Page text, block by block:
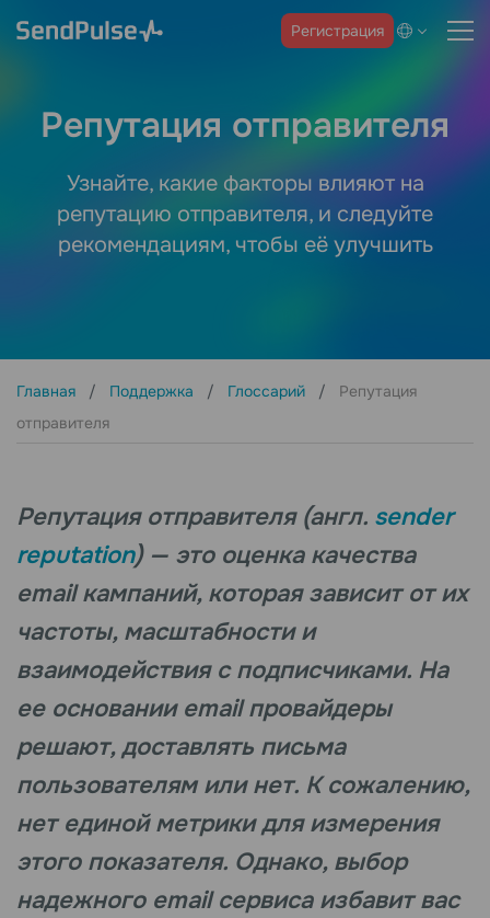
Регистрация
Репутация отправителя
Узнайте, какие факторы влияют на
репутацию отправителя, и следуйте
рекомендациям, чтобы её улучшить
Главная Поддержка Глоссарий
Репутация
отправителя
Репутация отправителя (англ. sender
reputation) — это оценка качества
email кампаний, которая зависит от их
частоты, масштабности и
взаимодействия с подписчиками. На
ее основании email провайдеры
решают, доставлять письма
пользователям или нет. К сожалению,
нет единой метрики для измерения
этого показателя. Однако, выбор
надежного email сервиса избавит вас